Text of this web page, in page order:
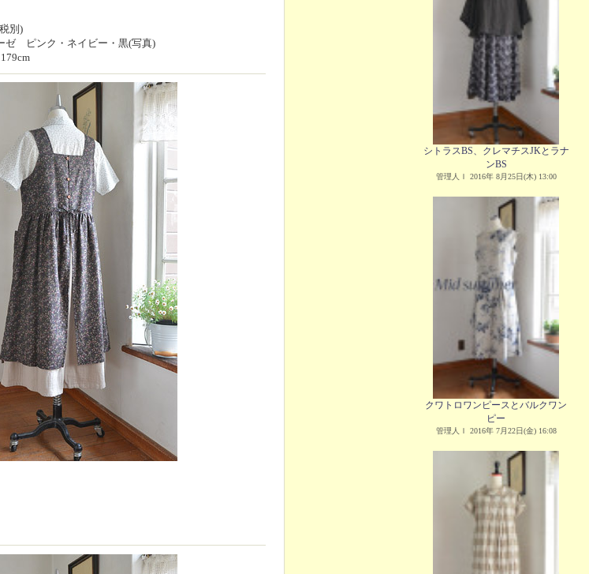
別)
ゼ ピンク・ネイビー・黒(写真)
シトラスBS、クレマチスJKとラナ
ンBS
管理人Ｉ 2016年 8月25日(木) 13:00
クワトロワンピースとバルクワン
ピー
管理人Ｉ 2016年 7月22日(金) 16:08